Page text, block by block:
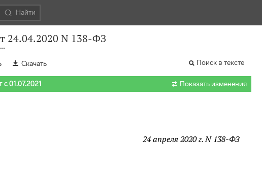
Найти
24.04.2020 N 138-ФЗ
Скачать Поиск в тексте
01.07.2021  Показать изменения
24 апреля 2020 г. N 138-ФЗ